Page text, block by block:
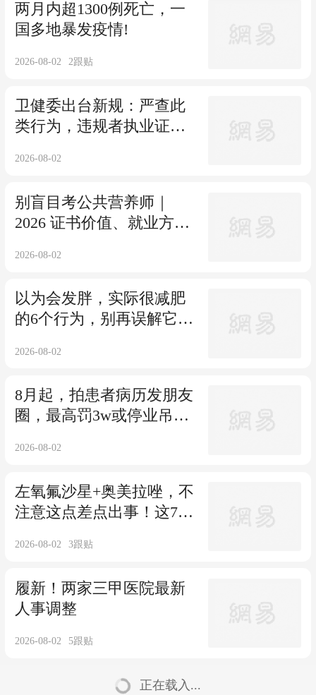
两月内超1300例死亡，一
国多地暴发疫情!
2026-08-02 2跟贴
卫健委出台新规：严查此
类行为，违规者执业证书
2026-08-02
别盲目考公共营养师｜
2026 证书价值、就业方
2026-08-02
以为会发胖，实际很减肥
的6个行为，别再误解它们
2026-08-02
8月起，拍患者病历发朋友
圈，最高罚3w或停业吊
2026-08-02
左氧氟沙星+奥美拉唑，不
注意这点差点出事！这7种
2026-08-02 3跟贴
履新！两家三甲医院最新
人事调整
2026-08-02 5跟贴
正在载入...